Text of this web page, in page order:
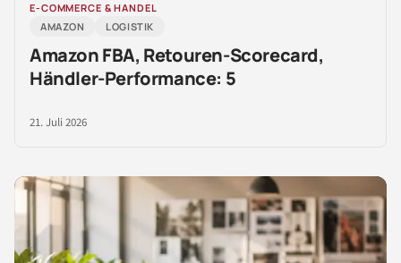
E-COMMERCE & HANDEL
AMAZON
LOGISTIK
Amazon FBA, Retouren-Scorecard,
Händler-Performance: 5
21. Juli 2026